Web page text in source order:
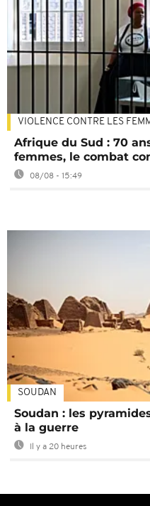
VIOLENCE CONTRE LES
Afrique du Sud : 70
femmes, le combat
08/08 - 15:49
SOUDAN
Soudan : les
à la guerre
Il y a 20 heures